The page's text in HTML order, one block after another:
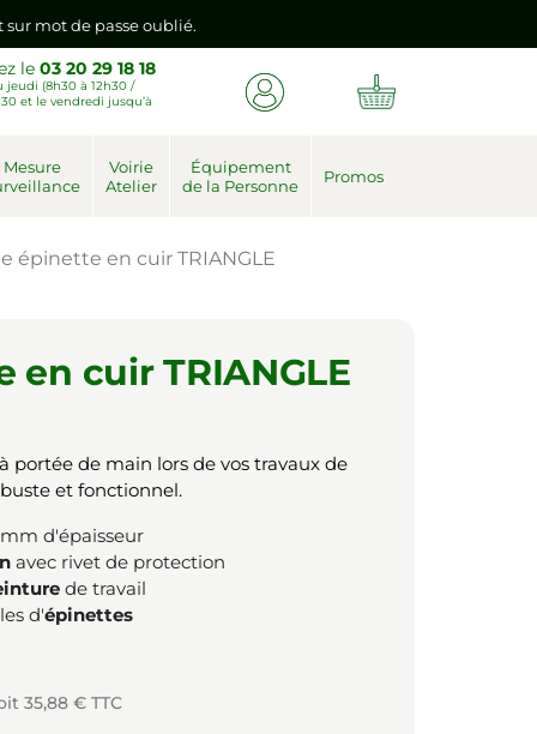
connexion vers votre nouvel espace client.
mot de passe oublié.
connexion vers votre nouvel espace client.
le03 20 29 18 18
jeudi (8h30 à 12h30 /
et le vendredi jusqu’à
Mesure
Voirie
Atelier
Équipement
de la Personne
Promos
épinette en cuir TRIANGLE
cuir TRIANGLE
portée de main lors de vos travaux de
et fonctionnel.
d'épaisseur
avec rivet de protection
de travail
d'épinettes
35,88 € TTC